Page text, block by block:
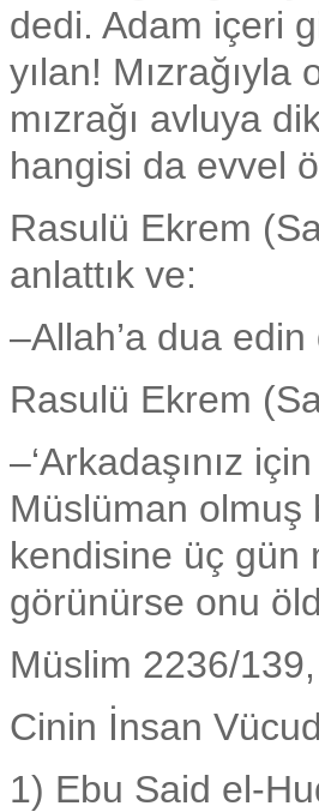
dedi. Adam içeri
yılan! Mızrağıyla
mızrağı avluya
hangisi da evvel
Rasulü Ekrem
anlattık ve:
–Allah’a dua
Rasulü Ekrem
–‘Arkadaşınız
Müslüman olmuş
kendisine üç gün
görünürse onu
Müslim 2236/
Cinin İnsan
1) Ebu Said el-